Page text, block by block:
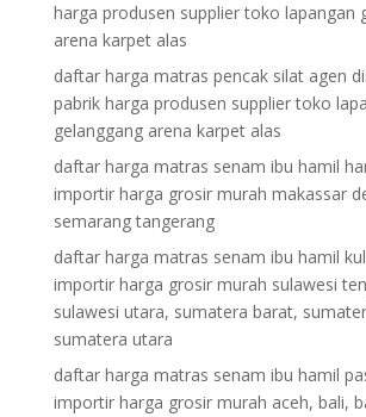
harga produsen supplier toko lapangan
arena karpet alas
daftar harga matras pencak silat agen
pabrik harga produsen supplier toko
gelanggang arena karpet alas
daftar harga matras senam ibu hamil
importir harga grosir murah makassar
semarang tangerang
daftar harga matras senam ibu hamil
importir harga grosir murah sulawesi
sulawesi utara, sumatera barat,
sumatera utara
daftar harga matras senam ibu hamil
importir harga grosir murah aceh, bali,